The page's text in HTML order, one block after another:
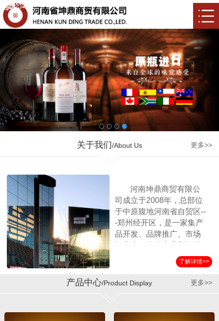
关于我们/About Us 更多>>
河南坤鼎商贸有限公
司成立于2008年，总部位
于中原腹地河南省自贸区--
-郑州经开区，是一家集产
品开发、品牌推广、市场
营销企业。公司始终坚持
以消费者诉求为导向，客
户满意为服务标准，秉承
的支持和公司员工的努力
了解详情>>
产品中心/Product Display 更多>>